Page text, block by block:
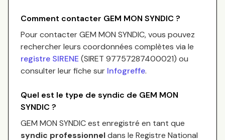
Comment contacter GEM MON SYNDIC ?
Pour contacterGEM MON SYNDIC, vous pouvez
rechercher leurs coordonnées complètes via le
registre SIRENE (SIRET 97757287400021) ou
consulter leur fiche sur Infogreffe.
Quel est le type de syndic de GEM MON
SYNDIC ?
GEM MON SYNDICest enregistré en tant que
syndic professionneldans le Registre National